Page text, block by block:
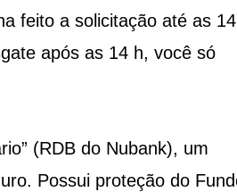
feito a solicitação até as
após as 14 h, você só
(RDB do Nubank), um
Possui proteção do